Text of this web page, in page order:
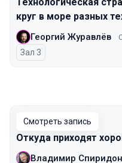
круг в море разных
Георгий Журавлёв
Зал 3
Смотреть запись
Откуда приходят
Владимир